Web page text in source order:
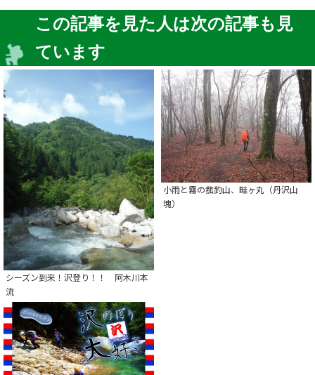
この記事を見た人は次の記事も見
ています
シーズン到来！沢登り！！ 阿木川本
流
小雨と霧の菰釣山、畦ヶ丸（丹沢山
塊）